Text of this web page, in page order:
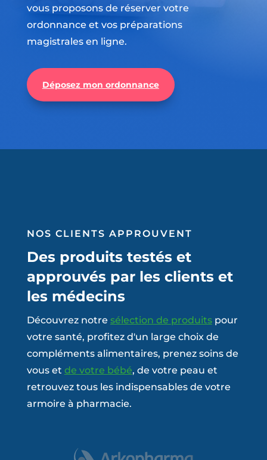
vous proposons de réserver votre
ordonnance et vos préparations
magistrales en ligne.
Déposez mon ordonnance
NOS CLIENTS APPROUVENT
Des produits testés et
approuvés par les clients et
les médecins
Découvrez notre sélection de produitspour
votre santé, profitez d'un large choix de
compléments alimentaires, prenez soins de
vous et de votre bébé, de votre peau et
retrouvez tous les indispensables de votre
armoire à pharmacie.